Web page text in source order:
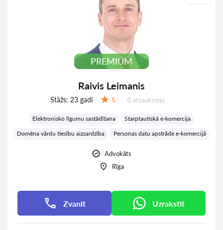
PREMIUM
Raivis Leimanis
Stāžs: 23 gadi 5 Atsauksmes:
0 atsauksmju
Elektronisko līgumu sastādīšana
Starptautiskā e-komercija
Domēna vārdu tiesību aizsardzība
Personas datu apstrāde e-komercijā
Advokāts
Rīga
Zvanīt Uzrakstīt